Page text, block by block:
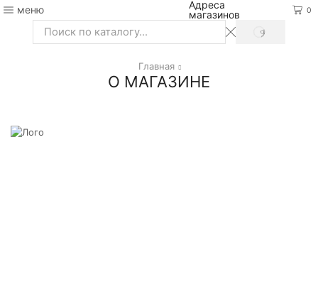
меню
Адреса
магазинов
0
Search
SEARCH
Главная
О МАГАЗИНЕ